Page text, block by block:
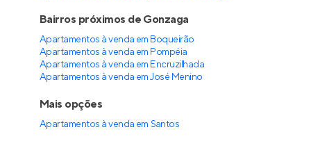
Bairros próximos de Gonzaga
Apartamentos à venda em Boqueirão
Apartamentos à venda em Pompéia
Apartamentos à venda em Encruzilhada
Apartamentos à venda em José Menino
Mais opções
Apartamentos à venda em Santos